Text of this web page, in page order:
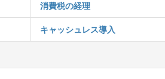
消費税の経理
キャッシュレス導入